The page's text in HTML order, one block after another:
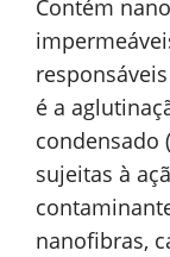
Contém
é a
condensado
sujeitas à
nanofibras,